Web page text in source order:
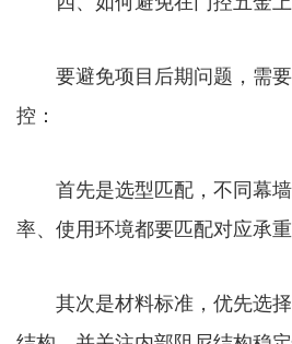
要避免项目后期问题，需要
控：
首先是选型匹配，不同幕墙
率、使用环境都要匹配对应承
其次是材料标准，优先选择